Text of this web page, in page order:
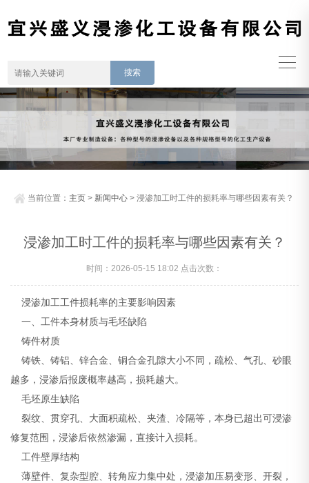
当前位置： 主页 > 新闻中心 > 浸渗加工时工件的损耗率与哪些因素有关？
浸渗加工时工件的损耗率与哪些因素有关？
时间：2026-05-15 18:02 点击次数：
浸渗加工工件损耗率的主要影响因素
一、工件本身材质与毛坯缺陷
铸件材质
铸铁、铸铝、锌合金、铜合金孔隙大小不同，疏松、气孔、砂眼
越多，浸渗后报废概率越高，损耗越大。
毛坯原生缺陷
裂纹、贯穿孔、大面积疏松、夹渣、冷隔等，本身已超出可浸渗
修复范围，浸渗后依然渗漏，直接计入损耗。
工件壁厚结构
薄壁件、复杂型腔、转角应力集中处，浸渗加压易变形、开裂，